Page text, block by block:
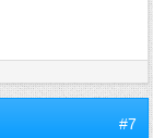
#7